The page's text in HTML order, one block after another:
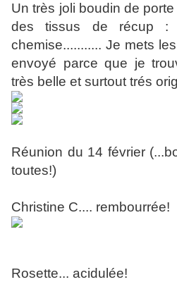
Un très joli boudin de
des tissus de récup :
chemise........... Je mets
envoyé parce que je
très belle et surtout trés
Réunion du 14 février
toutes!)
Christine C.... rembourrée!
Rosette... acidulée!